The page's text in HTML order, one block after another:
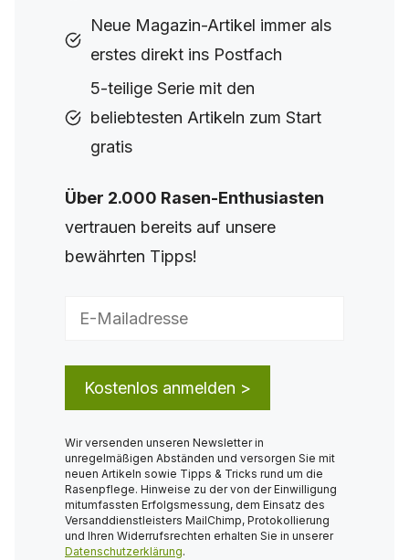
Neue Magazin-Artikel immer als
erstes direkt ins Postfach
5-teilige Serie mit den
beliebtesten Artikeln zum Start
gratis
Über 2.000 Rasen-Enthusiasten
vertrauen bereits auf unsere
bewährten Tipps!
Wir versenden unseren Newsletter in
unregelmäßigen Abständen und versorgen Sie mit
neuen Artikeln sowie Tipps & Tricks rund um die
Rasenpflege. Hinweise zu der von der Einwilligung
mitumfassten Erfolgsmessung, dem Einsatz des
Versanddienstleisters MailChimp, Protokollierung
und Ihren Widerrufsrechten erhalten Sie in unserer
Datenschutzerklärung.